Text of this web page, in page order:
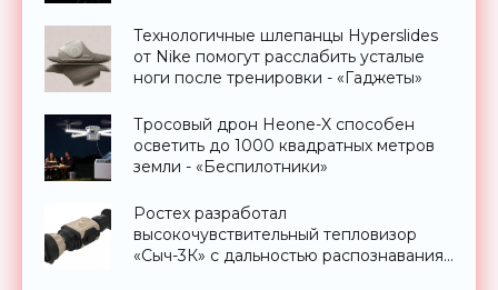
Технологичные шлепанцы Hyperslides
от Nike помогут расслабить усталые
ноги после тренировки - «Гаджеты»
Тросовый дрон Heone-X способен
осветить до 1000 квадратных метров
земли - «Беспилотники»
Ростех разработал
высокочувствительный тепловизор
«Сыч-3К» с дальностью распознавания